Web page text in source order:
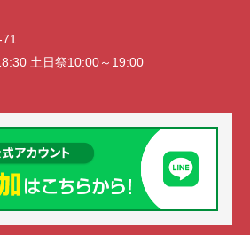
土日祭10:00～19:00